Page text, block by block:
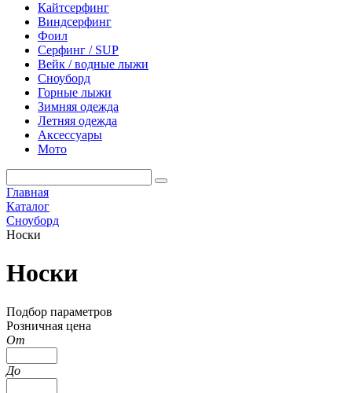
Кайтсерфинг
Виндсерфинг
Фоил
Серфинг / SUP
Вейк / водные лыжи
Сноуборд
Горные лыжи
Зимняя одежда
Летняя одежда
Аксессуары
Мото
Главная
Каталог
Сноуборд
Носки
Носки
Подбор параметров
Розничная цена
От
До